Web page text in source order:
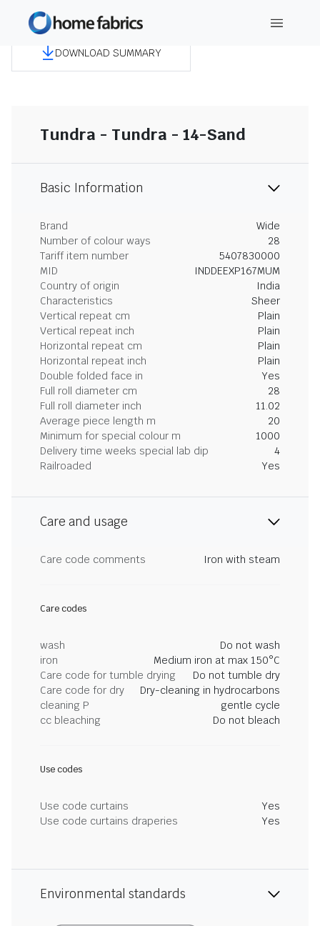
DOWNLOAD SUMMARY
Tundra - Tundra - 14-Sand
Basic Information
Brand
Wide
Number of colour ways
28
Tariff item number
5407830000
MID
INDDEEXP167MUM
Country of origin
India
Characteristics
Sheer
Vertical repeat cm
Plain
Vertical repeat inch
Plain
Horizontal repeat cm
Plain
Horizontal repeat inch
Plain
Double folded face in
Yes
Full roll diameter cm
28
Full roll diameter inch
11.02
Average piece length m
20
Minimum for special colour m
1000
Delivery time weeks special lab dip
4
Railroaded
Yes
Care and usage
Care code comments Iron with steam
Care codes
wash
Do not wash
iron
Medium iron at max 150°C
Care code for tumble drying
Do not tumble dry
Care code for dry
cleaning P
Dry-cleaning in hydrocarbons
gentle cycle
cc bleaching
Do not bleach
Use codes
Use code curtains
Yes
Use code curtains draperies
Yes
Environmental standards